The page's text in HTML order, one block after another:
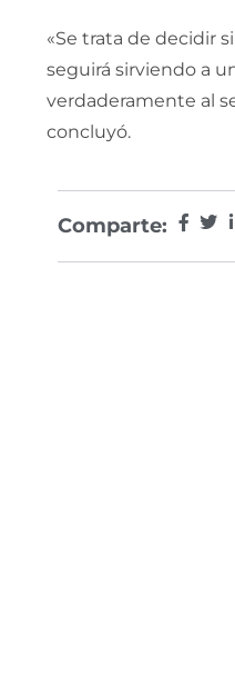
«Se trata de decidir
seguirá sirviendo a
verdaderamente al
concluyó.
Comparte: